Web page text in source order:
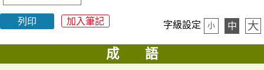
列印 加入筆記 字級設定 小 中 大
成 語